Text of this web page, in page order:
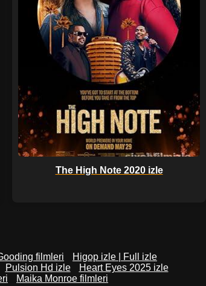
The High Note 2020 izle
filmleri
Higop izle | Full izle
Pulsion Hd izle
Heart Eyes 2025 izle
Maika Monroe filmleri